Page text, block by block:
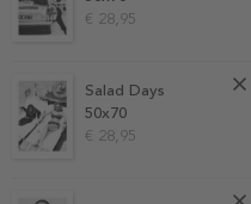
€ 28,95
Salad Days
50x70
€ 28,95